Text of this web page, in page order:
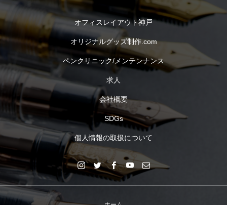
オフィスレイアウト神戸
オリジナルグッズ制作.com
ペンクリニック/メンテンナンス
求人
会社概要
SDGs
個人情報の取扱について